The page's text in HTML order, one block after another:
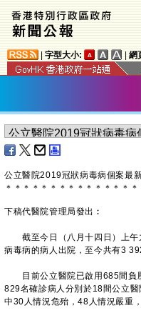
字型大小: 網
公立醫院2019冠狀病毒病個案最
＊ ＊ ＊ ＊ ＊ ＊ ＊ ＊ ＊ ＊ ＊ ＊ ＊ ＊ ＊
下稿代醫院管理局發出︰
截至今日（八月十四日）上午
病毒病的病人出院，至今共有3
目前公立醫院已啟用685間負
829名確診病人分別於18間公立
中30人情況危殆，48人情況嚴重